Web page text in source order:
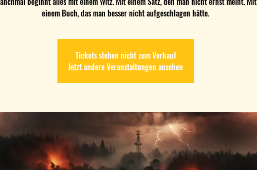
einem Buch, das man besser nicht aufgeschlagen hätte.
Tickets stehen nicht zum Verkauf
Jetzt andere Veranstaltungen ansehen